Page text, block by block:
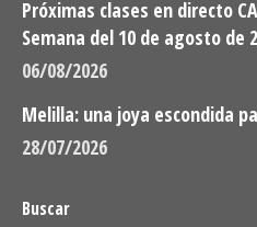
Próximas clases en directo
Semana del 10 de agosto de
06/08/2026
Melilla: una joya escondida
28/07/2026
Buscar